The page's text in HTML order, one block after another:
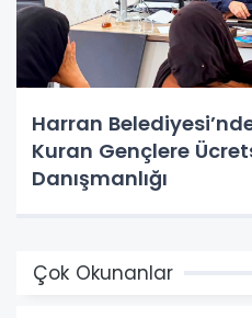
Harran
Kuran Gençlere
Danışmanlığı
Çok Okunanlar